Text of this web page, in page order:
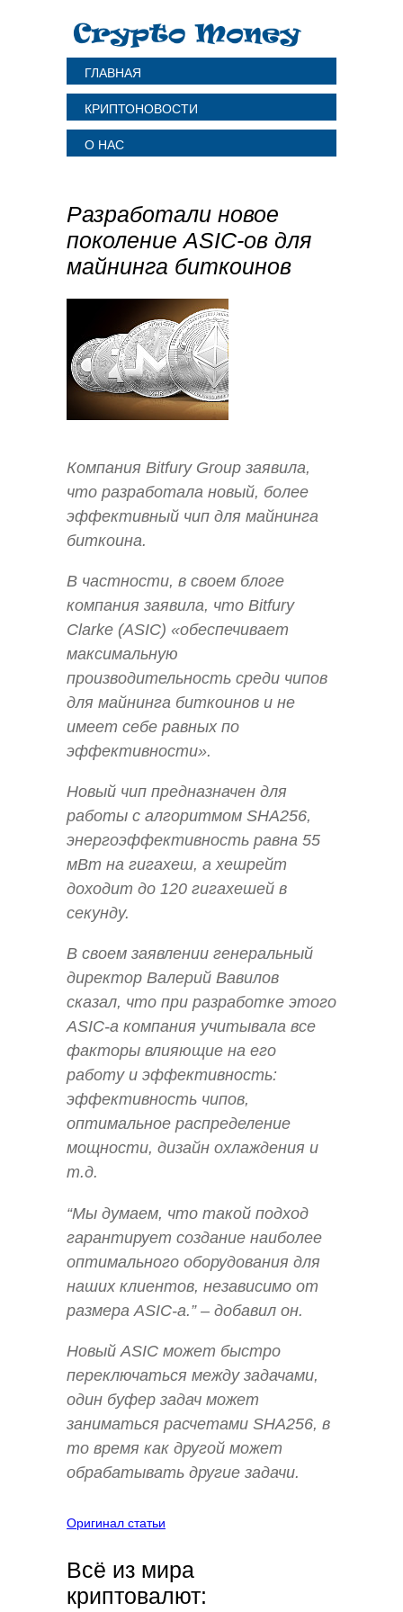
ГЛАВНАЯ
КРИПТОНОВОСТИ
О НАС
Разработали новое
поколение ASIC-ов для
майнинга биткоинов
Компания Bitfury Group заявила,
что разработала новый, более
эффективный чип для майнинга
биткоина.
В частности, в своем блоге
компания заявила, что Bitfury
Clarke (ASIC) «обеспечивает
максимальную
производительность среди чипов
для майнинга биткоинов и не
имеет себе равных по
эффективности».
Новый чип предназначен для
работы с алгоритмом SHA256,
энергоэффективность равна 55
мВт на гигахеш, а хешрейт
доходит до 120 гигахешей в
секунду.
В своем заявлении генеральный
директор Валерий Вавилов
сказал, что при разработке этого
ASIC-а компания учитывала все
факторы влияющие на его
работу и эффективность:
эффективность чипов,
оптимальное распределение
мощности, дизайн охлаждения и
т.д.
“Мы думаем, что такой подход
гарантирует создание наиболее
оптимального оборудования для
наших клиентов, независимо от
размера ASIC-а.” – добавил он.
Новый ASIC может быстро
переключаться между задачами,
один буфер задач может
заниматься расчетами SHA256, в
то время как другой может
обрабатывать другие задачи.
Оригинал статьи
Всё из мира
криптовалют: